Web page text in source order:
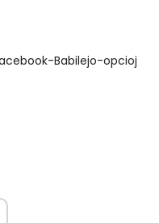
Babilejo-opcioj